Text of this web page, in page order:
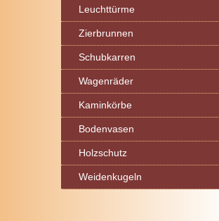
Leuchttürme
Zierbrunnen
Schubkarren
Wagenräder
Kaminkörbe
Bodenvasen
Holzschutz
Weidenkugeln